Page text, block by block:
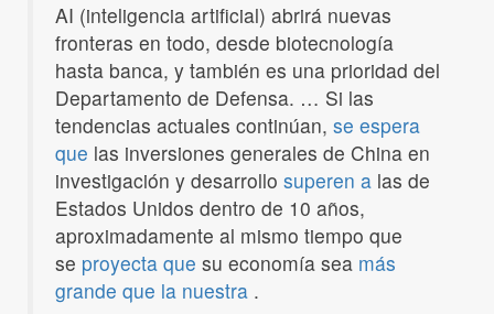
AI (inteligencia artificial) abrirá nuevas
fronteras en todo, desde biotecnología
hasta banca, y también es una prioridad del
Departamento de Defensa. … Si las
tendencias actuales continúan, se espera
que las inversiones generales de China en
investigación y desarrollo superen a las de
Estados Unidos dentro de 10 años,
aproximadamente al mismo tiempo que
se proyecta que su economía sea más
grande que la nuestra .